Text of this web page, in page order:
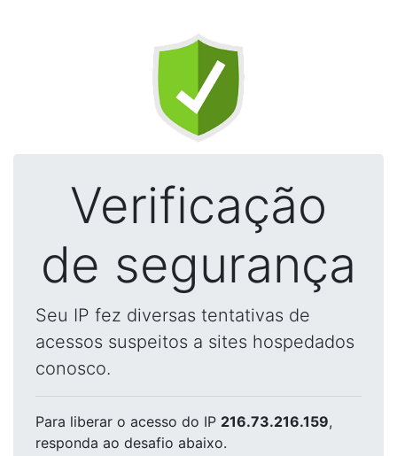
Verificação
de segurança
Seu IP fez diversas tentativas de
acessos suspeitos a sites hospedados
conosco.
Para liberar o acesso do IP 216.73.216.159,
responda ao desafio abaixo.